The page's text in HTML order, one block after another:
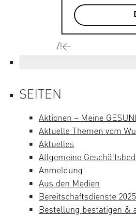
/!<
SEITEN
Aktionen – Meine
Aktuelle Themen vom
Aktuelles
Allgemeine
Anmeldung
Aus den Medien
Bereitschaftsdienste 2025
Bestellung bestätigen &